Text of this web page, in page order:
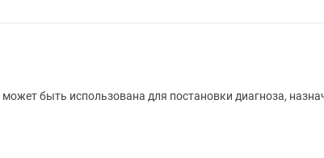
быть использована для постановки диагноза,